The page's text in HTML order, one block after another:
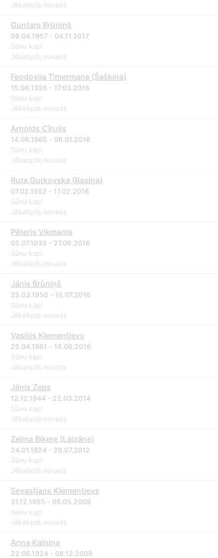
Jēkabpils novads
Guntars Brūniņš
09.04.1957 - 04.11.2017
Sūnu kapi
Jēkabpils novads
Feodosija Timermane (Šaškina)
15.06.1926 - 17.03.2016
Sūnu kapi
Jēkabpils novads
Arnolds Cīrulis
14.06.1965 - 06.01.2016
Sūnu kapi
Jēkabpils novads
Ruta Gurkovska (Rasiņa)
07.02.1952 - 17.02.2016
Sūnu kapi
Jēkabpils novads
Pēteris Vikmanis
05.07.1933 - 27.06.2016
Sūnu kapi
Jēkabpils novads
Jānis Brūniņš
25.03.1950 - 16.07.2016
Sūnu kapi
Jēkabpils novads
Vasilijs Klementjevs
25.04.1961 - 16.06.2016
Sūnu kapi
Jēkabpils novads
Jānis Zeps
12.12.1944 - 22.03.2014
Sūnu kapi
Jēkabpils novads
Zelma Biķere (Laizāne)
24.01.1924 - 29.07.2012
Sūnu kapi
Jēkabpils novads
Sevastjans Klementjevs
31.12.1955 - 06.05.2009
Sūnu kapi
Jēkabpils novads
Anna Kalniņa
22.06.1924 - 08.12.2009